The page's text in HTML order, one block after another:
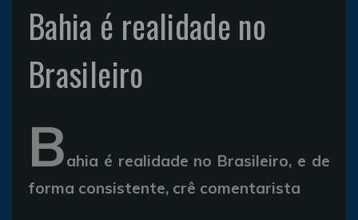
Bahia é realidade no
Brasileiro
Bahia é realidade no Brasileiro, e de
forma consistente, crê comentarista